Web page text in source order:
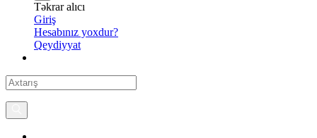
Təkrar alıcı
Giriş
Hesabınız yoxdur?
Qeydiyyat